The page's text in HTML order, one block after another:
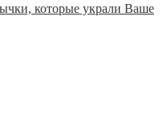
которые украли Ваше